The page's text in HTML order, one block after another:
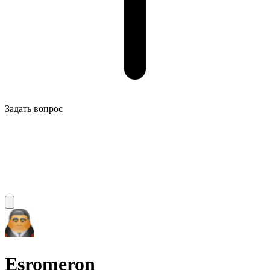
Задать вопрос
Esromeron